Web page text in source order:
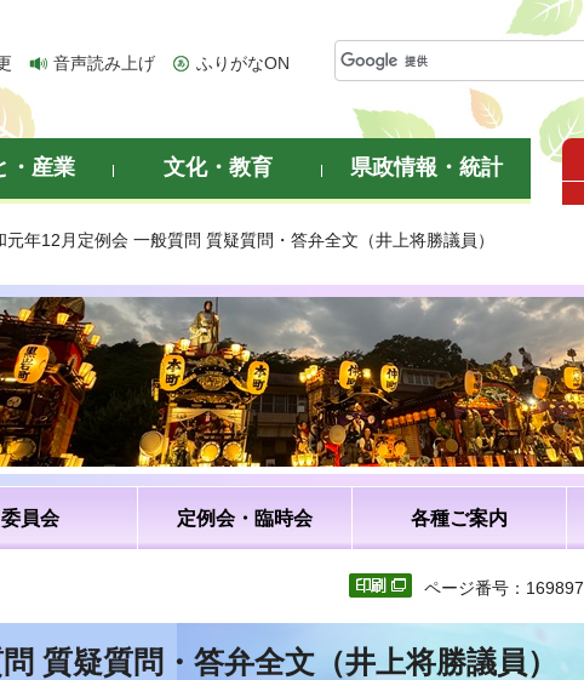
音声読み上げ ふりがなON
・産業 文化・教育 県政情報・統計
元年12月定例会 一般質問 質疑質問・答弁全文（井上将勝議員）
委員会 定例会・臨時会 各種ご案内
ページ番号：169897
質疑質問・答弁全文（井上将勝議員）